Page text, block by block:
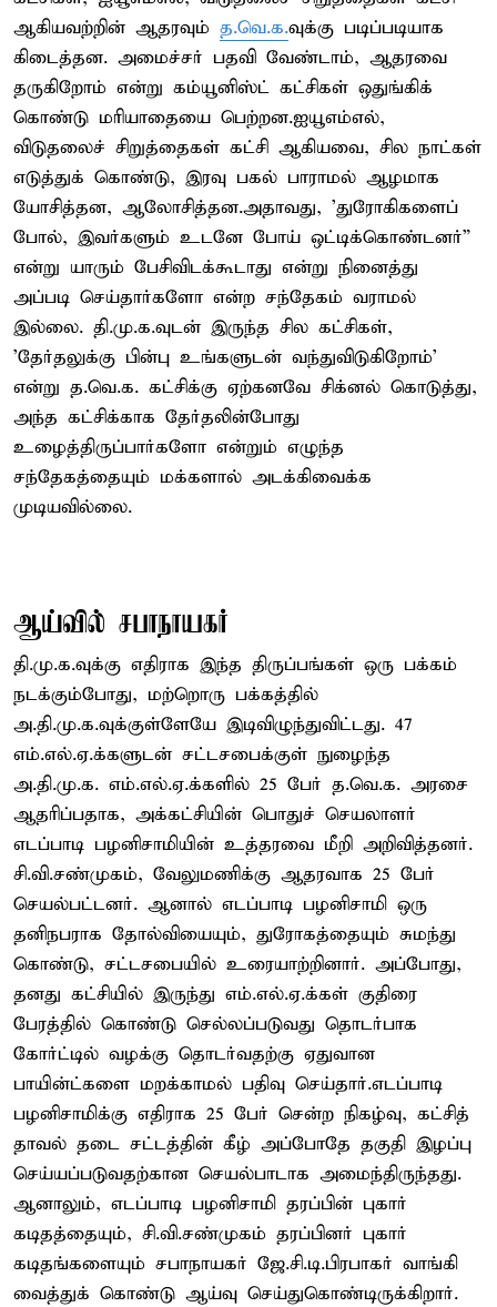
ஆகியவற்றின் ஆதரவும் த.வெ.க.வுக்கு படிப்படியாக
கிடைத்தன. அமைச்சர் பதவி வேண்டாம், ஆதரவை
தருகிறோம் என்று கம்யூனிஸ்ட் கட்சிகள் ஒதுங்கிக்
கொண்டு மரியாதையை பெற்றன.ஐயூஎம்எல்,
விடுதலைச் சிறுத்தைகள் கட்சி ஆகியவை, சில நாட்கள்
எடுத்துக் கொண்டு, இரவு பகல் பாராமல் ஆழமாக
யோசித்தன, ஆலோசித்தன.அதாவது, ’துரோகிகளைப்
போல், இவர்களும் உடனே போய் ஒட்டிக்கொண்டனர்”
என்று யாரும் பேசிவிடக்கூடாது என்று நினைத்து
அப்படி செய்தார்களோ என்ற சந்தேகம் வராமல்
இல்லை. தி.மு.க.வுடன் இருந்த சில கட்சிகள்,
’தேர்தலுக்கு பின்பு உங்களுடன் வந்துவிடுகிறோம்’
என்று த.வெ.க. கட்சிக்கு ஏற்கனவே சிக்னல் கொடுத்து,
அந்த கட்சிக்காக தேர்தலின்போது
உழைத்திருப்பார்களோ என்றும் எழுந்த
சந்தேகத்தையும் மக்களால் அடக்கிவைக்க
முடியவில்லை.
ஆய்வில் சபாநாயகர்
தி.மு.க.வுக்கு எதிராக இந்த திருப்பங்கள் ஒரு பக்கம்
நடக்கும்போது, மற்றொரு பக்கத்தில்
அ.தி.மு.க.வுக்குள்ளேயே இடிவிழுந்துவிட்டது. 47
எம்.எல்.ஏ.க்களுடன் சட்டசபைக்குள் நுழைந்த
அ.தி.மு.க. எம்.எல்.ஏ.க்களில் 25 பேர் த.வெ.க. அரசை
ஆதரிப்பதாக, அக்கட்சியின் பொதுச் செயலாளர்
எடப்பாடி பழனிசாமியின் உத்தரவை மீறி அறிவித்தனர்.
சி.வி.சண்முகம், வேலுமணிக்கு ஆதரவாக 25 பேர்
செயல்பட்டனர். ஆனால் எடப்பாடி பழனிசாமி ஒரு
தனிநபராக தோல்வியையும், துரோகத்தையும் சுமந்து
கொண்டு, சட்டசபையில் உரையாற்றினார். அப்போது,
தனது கட்சியில் இருந்து எம்.எல்.ஏ.க்கள் குதிரை
பேரத்தில் கொண்டு செல்லப்படுவது தொடர்பாக
கோர்ட்டில் வழக்கு தொடர்வதற்கு ஏதுவான
பாயின்ட்களை மறக்காமல் பதிவு செய்தார்.எடப்பாடி
பழனிசாமிக்கு எதிராக 25 பேர் சென்ற நிகழ்வு, கட்சித்
தாவல் தடை சட்டத்தின் கீழ் அப்போதே தகுதி இழப்பு
செய்யப்படுவதற்கான செயல்பாடாக அமைந்திருந்தது.
ஆனாலும், எடப்பாடி பழனிசாமி தரப்பின் புகார்
கடிதத்தையும், சி.வி.சண்முகம் தரப்பினர் புகார்
கடிதங்களையும் சபாநாயகர் ஜே.சி.டி.பிரபாகர் வாங்கி
வைத்துக் கொண்டு ஆய்வு செய்துகொண்டிருக்கிறார்.